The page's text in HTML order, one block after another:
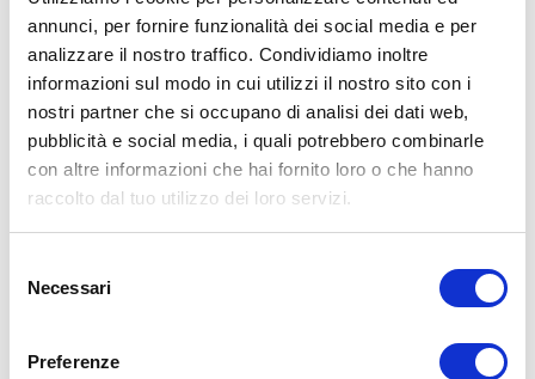
annunci, per fornire funzionalità dei social media e per
analizzare il nostro traffico. Condividiamo inoltre
informazioni sul modo in cui utilizzi il nostro sito con i
nostri partner che si occupano di analisi dei dati web,
pubblicità e social media, i quali potrebbero combinarle
con altre informazioni che hai fornito loro o che hanno
raccolto dal tuo utilizzo dei loro servizi.
delNecessari
Preferenze
di prestare la massima attenzione e di eseguire esercizi e
metodologie adatte al proprio livello di forma. Consultare il proprio
medico di fiducia prima di intraprendere qualsiasi forma di attività
fisica o regime alimentare.
Condividi:
X
Facebook
Commento*